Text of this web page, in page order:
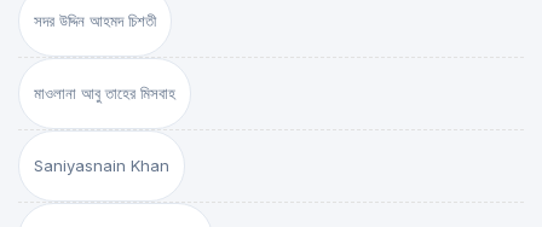
সদর উদ্দিন আহমদ চিশতী
মাওলানা আবু তাহের মিসবাহ
Saniyasnain Khan